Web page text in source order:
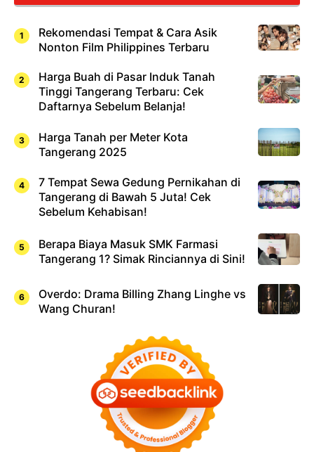
Rekomendasi Tempat & Cara Asik
Nonton Film Philippines Terbaru
Harga Buah di Pasar Induk Tanah
Tinggi Tangerang Terbaru: Cek
Daftarnya Sebelum Belanja!
Harga Tanah per Meter Kota
Tangerang 2025
7 Tempat Sewa Gedung Pernikahan di
Tangerang di Bawah 5 Juta! Cek
Sebelum Kehabisan!
Berapa Biaya Masuk SMK Farmasi
Tangerang 1? Simak Rinciannya di Sini!
Overdo: Drama Billing Zhang Linghe vs
Wang Churan!